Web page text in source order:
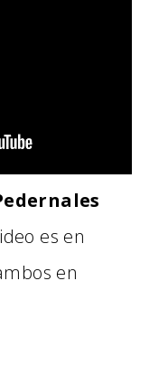
es en
en